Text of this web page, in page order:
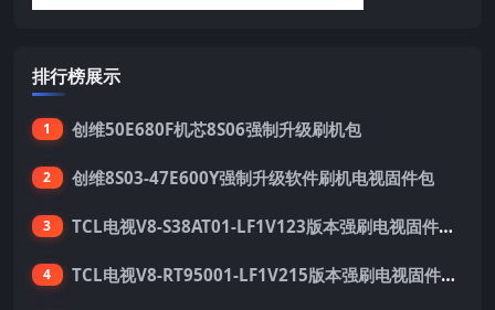
排行榜展示
1 创维50E680F机芯8S06强制升级刷机包
2 创维8S03-47E600Y强制升级软件刷机电视固件包
3 TCL电视V8-S38AT01-LF1V123版本强刷电视固件包下载
4 TCL电视V8-RT95001-LF1V215版本强刷电视固件包下载